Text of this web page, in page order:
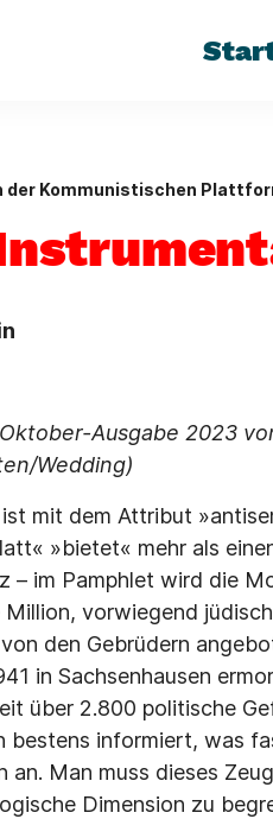
der Kommunistischen
Ausgabe 2023
Wedding)
mit dem Attribut
»bietet« mehr als
– im Pamphlet wird die
Million, vorwiegend
den Gebrüdern
in Sachsenhausen
über 2.800 politische
bestens informiert, was
an. Man muss dieses
Dimension zu